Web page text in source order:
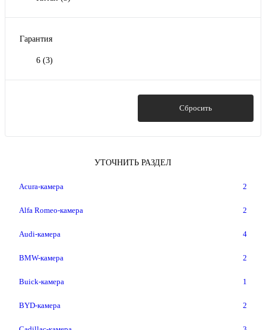
Гарантия
6 (3)
Сбросить
УТОЧНИТЬ РАЗДЕЛ
Acura-камера 2
Alfa Romeo-камера 2
Audi-камера 4
BMW-камера 2
Buick-камера 1
BYD-камера 2